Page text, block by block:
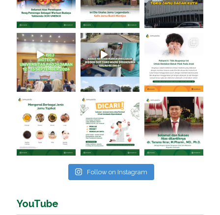
Follow on Instagram
YouTube